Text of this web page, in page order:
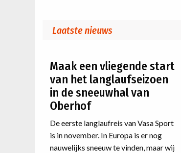
Laatste nieuws
Maak een vliegende start
van het langlaufseizoen
in de sneeuwhal van
Oberhof
De eerste langlaufreis van Vasa Sport
is in november. In Europa is er nog
nauwelijks sneeuw te vinden, maar wij